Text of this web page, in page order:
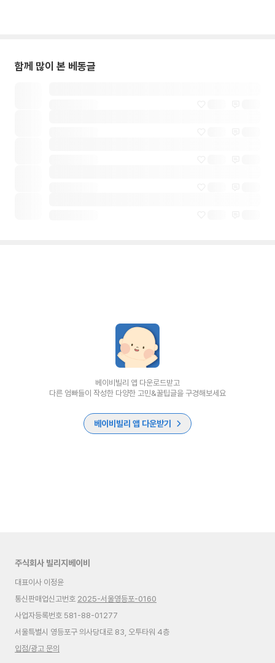
함께 많이 본 베동글
베이비빌리 앱 다운로드받고
다른 엄빠들이 작성한 다양한 고민&꿀팁글을 구경해보세요
베이비빌리 앱 다운받기
주식회사 빌리지베이비
대표이사 이정윤
통신판매업신고번호 2025-서울영등포-0160
사업자등록번호 581-88-01277
서울특별시 영등포구 의사당대로 83, 오투타워 4층
입점/광고 문의